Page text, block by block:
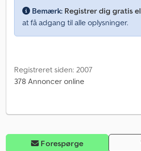
Bemærk: Registrer dig gratis
at få adgang til alle oplysninger.
Registreret siden: 2007
378 Annoncer online
Forespørge